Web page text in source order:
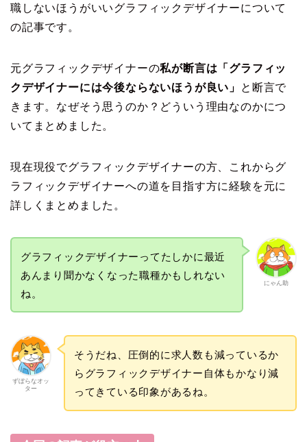
職しないほうがいいグラフィックデザイナーについて
の記事です。
元グラフィックデザイナーの私が断言は「グラフィッ
クデザイナーには今後ならないほうが良い」
と断言で
きます。なぜそう思うのか？どういう理由なのかにつ
いてまとめました。
現在現役でグラフィックデザイナーの方、これからグ
ラフィックデザイナーへの道を目指す方に経験を元に
詳しくまとめました。
にゃん助
グラフィックデザイナーってたしかに最近
あんまり聞かなくなった職種かもしれない
ね。
ずぼらなオッ
ター
そうだね、圧倒的に求人数も減っているか
らグラフィックデザイナー自体もかなり減
ってきている印象があるね。